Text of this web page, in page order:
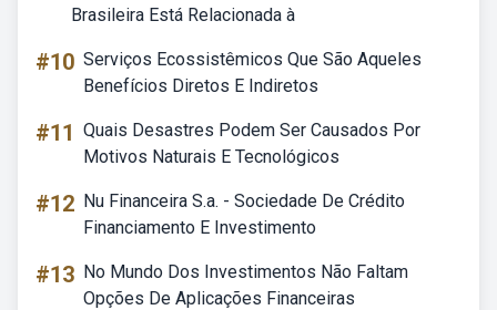
Brasileira Está Relacionada à
#10 Serviços Ecossistêmicos Que São Aqueles
Benefícios Diretos E Indiretos
#11 Quais Desastres Podem Ser Causados Por
Motivos Naturais E Tecnológicos
#12 Nu Financeira S.a. - Sociedade De Crédito
Financiamento E Investimento
#13 No Mundo Dos Investimentos Não Faltam
Opções De Aplicações Financeiras